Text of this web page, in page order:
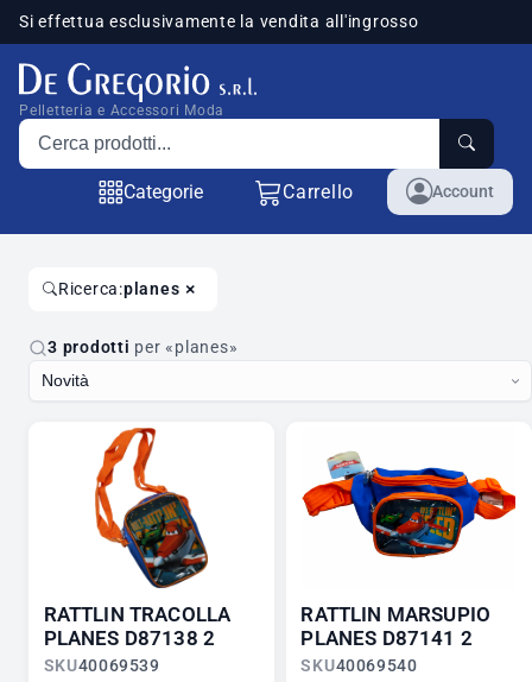
Si effettua esclusivamente la vendita all'ingrosso
Pelletteria e Accessori Moda
Cerca prodotti
Categorie Carrello Account
Ricerca:planes ×
3 prodotti per «planes»
RATTLIN TRACOLLA
PLANES D87138 2
SKU40069539
RATTLIN MARSUPIO
PLANES D87141 2
SKU40069540